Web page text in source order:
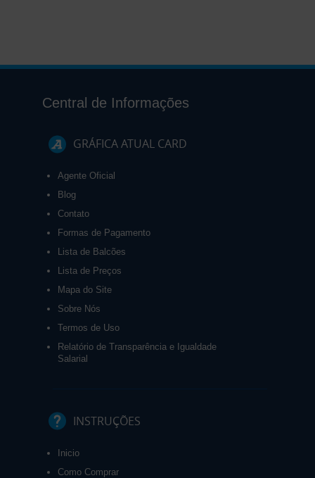
Central de Informações
GRÁFICA ATUAL CARD
Agente Oficial
Blog
Contato
Formas de Pagamento
Lista de Balcões
Lista de Preços
Mapa do Site
Sobre Nós
Termos de Uso
Relatório de Transparência e Igualdade
Salarial
INSTRUÇÕES
Inicio
Como Comprar